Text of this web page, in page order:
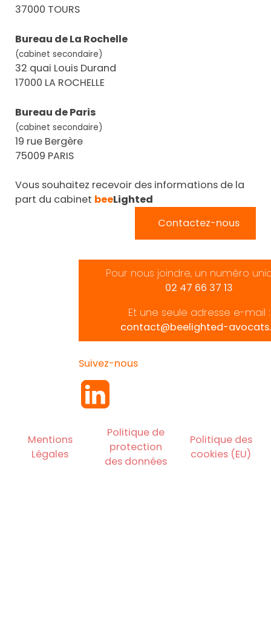
37000 TOURS
Bureau de La Rochelle
(cabinet secondaire)
32 quai Louis Durand
17000 LA ROCHELLE
Bureau de Paris
(cabinet secondaire)
19 rue Bergère
75009 PARIS
Vous souhaitez recevoir des informations de la
part du cabinet beeLighted
Contactez-nous
Pour nous joindre, un numéro
02 47 66 37 13
Et une seule adresse e-mail :
contact@beelighted-
Suivez-nous
Mentions
Légales
Politique de
protection
des données
Politique des
cookies (EU)